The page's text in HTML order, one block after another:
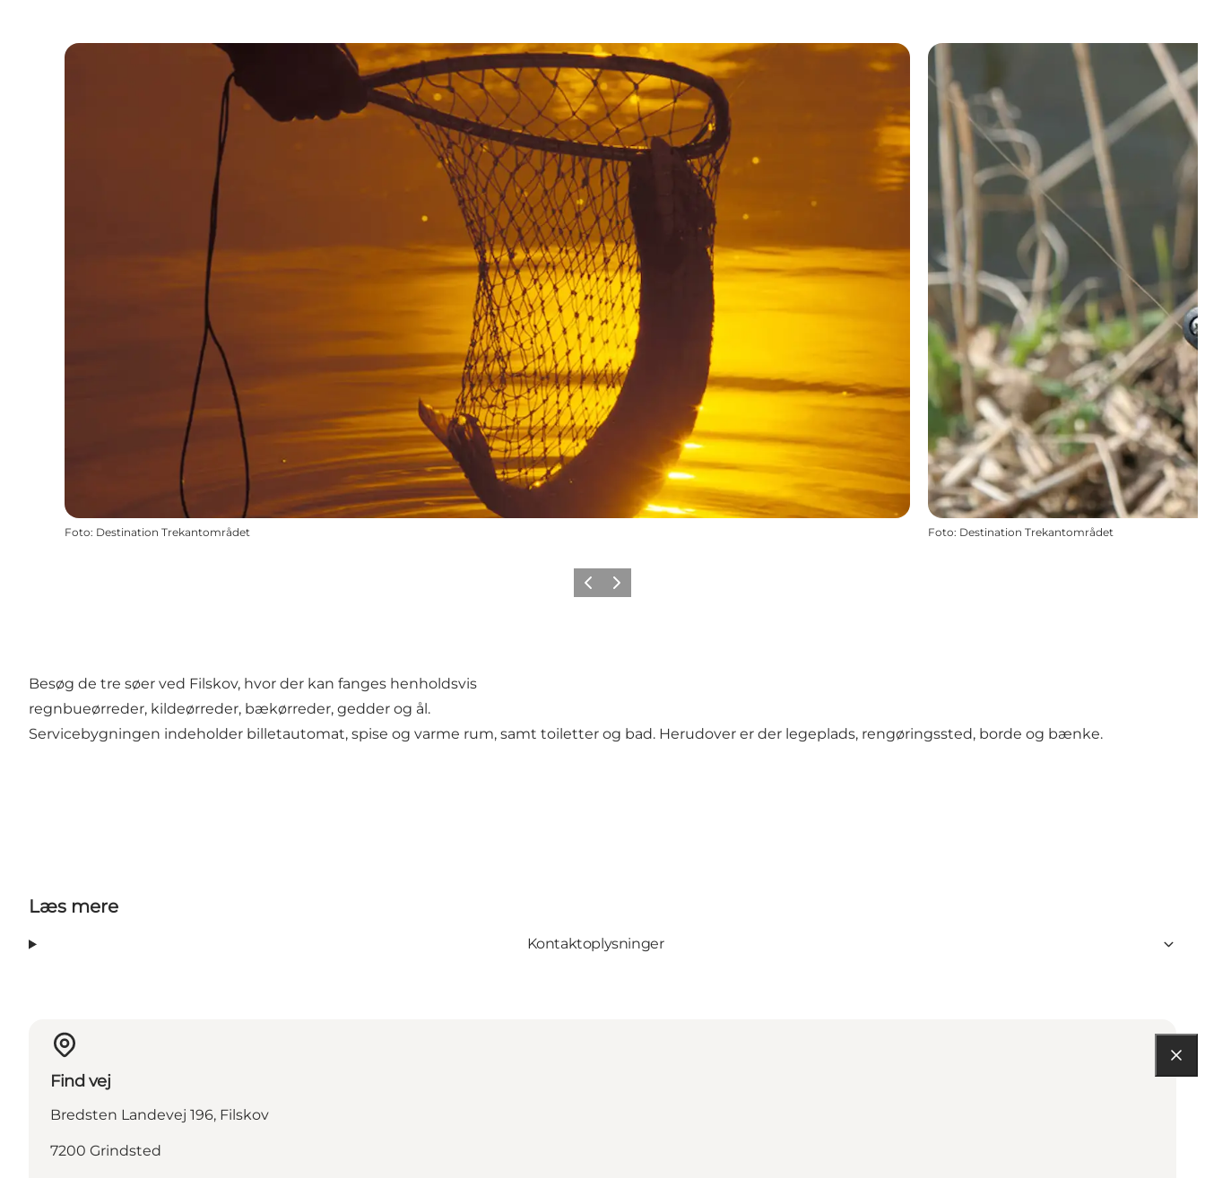
Foto: Destination Trekantområdet Foto: Destination Trekantområdet
Forrige billede
Næste billede
Besøg de tre søer ved Filskov, hvor der kan fanges henholdsvis
regnbueørreder, kildeørreder, bækørreder, gedder og ål.
Servicebygningen indeholder billetautomat, spise og varme rum, samt toiletter og bad. Herudover er der legeplads, rengøringssted, borde og bænke.
Læs mere
Kontaktoplysninger
Find vej
Bredsten Landevej 196, Filskov
7200 Grindsted